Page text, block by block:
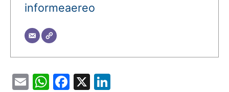
informeaereo
EmailWhatsApp
Facebook
X